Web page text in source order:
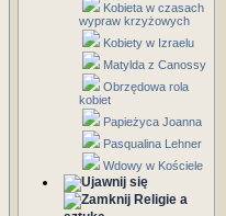
Kobieta w czasach
wypraw krzyżowych
Kobiety w Izraelu
Matylda z Canossy
Obrzędowa rola
kobiet
Papieżyca Joanna
Pasqualina Lehner
Wdowy w Kościele
Religie a